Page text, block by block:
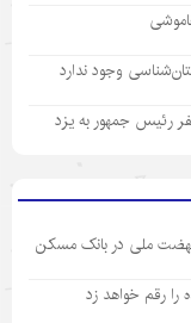
وجود ندارد
نهضت ملی در بانک مسکن
را رقم خواهد زد